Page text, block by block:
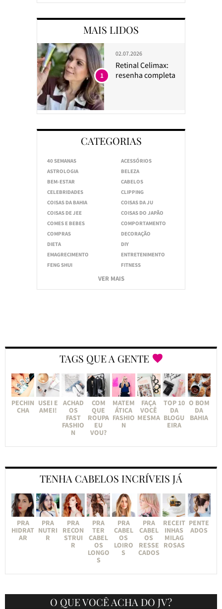
MAIS LIDOS
02.07.2026
Retinal Celimax:
resenha completa
1
CATEGORIAS
40 SEMANAS
ACESSÓRIOS
ASTROLOGIA
BELEZA
BEM-ESTAR
CABELOS
CELEBRIDADES
CLIPPING
COISAS DA BAHIA
COISAS DA JU
COISAS DE JEE
COISAS DO JAPÃO
COMES E BEBES
COMPORTAMENTO
COMPRAS
DECORAÇÃO
DIETA
DIY
EMAGRECIMENTO
ENTRETENIMENTO
FENG SHUI
FITNESS
VER MAIS
TAGS QUE A GENTE
PECHIN
CHA
USEI E
AMEI!
ACHAD
OS
FAST
FASHIO
N
COM
QUE
ROUPA
EU
VOU?
MATEM
ÁTICA
FASHIO
N
FAÇA
VOCÊ
MESMA
TOP 10
DA
BLOGU
EIRA
O BOM
DA
BAHIA
TENHA CABELOS INCRÍVEIS JÁ
PRA
HIDRAT
AR
PRA
NUTRI
R
PRA
RECON
STRUI
R
PRA
TER
CABEL
OS
LONGO
S
PRA
CABEL
OS
LOIRO
S
PRA
CABEL
OS
RESSE
CADOS
RECEIT
INHAS
MILAG
ROSAS
PENTE
ADOS
O QUE VOCÊ ACHA DO JV?